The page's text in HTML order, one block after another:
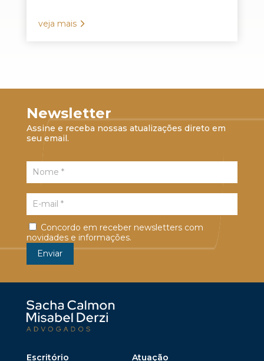
veja mais
Newsletter
Assine e receba nossas atualizações direto em
seu email.
Concordo em receber newsletters com
novidades e informações.
Escritório
Atuação